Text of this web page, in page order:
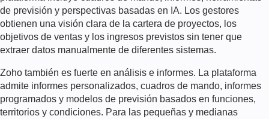
de previsión y perspectivas basadas en IA. Los gestores
obtienen una visión clara de la cartera de proyectos, los
objetivos de ventas y los ingresos previstos sin tener que
extraer datos manualmente de diferentes sistemas.
Zoho también es fuerte en análisis e informes. La plataforma
admite informes personalizados, cuadros de mando, informes
programados y modelos de previsión basados en funciones,
territorios y condiciones. Para las pequeñas y medianas